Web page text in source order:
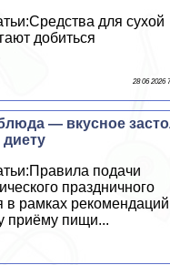
для сухой
добиться
28 06 2026
— вкусное
подачи
праздничного
в рамках рекомендаций
приёму пищи...